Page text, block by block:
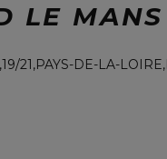
LE MANS